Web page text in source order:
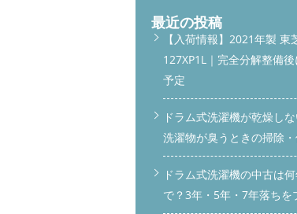
最近の投稿
【入荷情報】2021年製 東
127XP1L｜完全分解整備
予定
ドラム式洗濯機が乾燥し
洗濯物が臭うときの掃除
ドラム式洗濯機の中古は
で？3年・5年・7年落ちを